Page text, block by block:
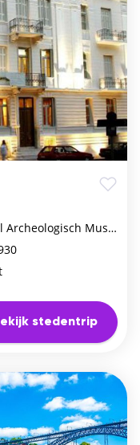
Museum
stedentrip